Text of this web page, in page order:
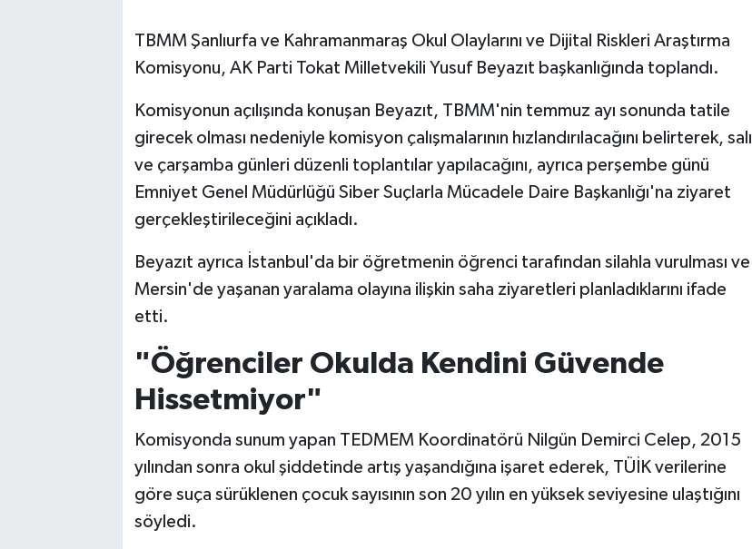
TBMM Şanlıurfa ve Kahramanmaraş Okul Olaylarını ve Dijital Riskleri Araştırma
Komisyonu, AK Parti Tokat Milletvekili Yusuf Beyazıt başkanlığında toplandı.
Komisyonun açılışında konuşan Beyazıt, TBMM'nin temmuz ayı sonunda tatile
girecek olması nedeniyle komisyon çalışmalarının hızlandırılacağını belirterek, salı
ve çarşamba günleri düzenli toplantılar yapılacağını, ayrıca perşembe günü
Emniyet Genel Müdürlüğü Siber Suçlarla Mücadele Daire Başkanlığı'na ziyaret
gerçekleştirileceğini açıkladı.
Beyazıt ayrıca İstanbul'da bir öğretmenin öğrenci tarafından silahla vurulması ve
Mersin'de yaşanan yaralama olayına ilişkin saha ziyaretleri planladıklarını ifade
etti.
"Öğrenciler Okulda Kendini Güvende
Hissetmiyor"
Komisyonda sunum yapan TEDMEM Koordinatörü Nilgün Demirci Celep, 2015
yılından sonra okul şiddetinde artış yaşandığına işaret ederek, TÜİK verilerine
göre suça sürüklenen çocuk sayısının son 20 yılın en yüksek seviyesine ulaştığını
söyledi.